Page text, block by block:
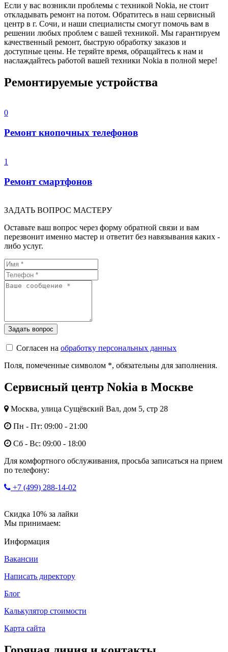
Если у вас возникли проблемы с техникой Nokia, не стоит
откладывать ремонт на потом. Обратитесь в наш сервисный
центр в г. Сочи, и наши специалисты смогут помочь вам в
решении любых проблем с вашей техникой. Мы гарантируем
качественный ремонт, быструю обработку заказов и
доступные цены. Не теряйте время, обращайтесь к нам и
наслаждайтесь работой вашей техники Nokia в полной мере!
Ремонтируемые устройства
0
Ремонт кнопочных телефонов
1
Ремонт смартфонов
ЗАДАТЬ ВОПРОС МАСТЕРУ
Оставьте ваш вопрос через форму обратной связи и вам
перезвонит именно мастер и ответит без навязывания каких -
либо услуг.
Согласен на обработку персональных данных
Поля, помеченные символом *, обязательны для заполнения.
Сервисный центр Nokia в Москве
Москва, улица Сущёвский Вал, дом 5, стр 28
Пн - Пт: 09:00 - 21:00
Сб - Вс: 09:00 - 18:00
Для комфортного обслуживания, просьба записаться на прием
по телефону:
+7 (499) 288-14-02
Скидка 10% за лайки
Мы принимаем:
Информация
Вакансии
Написать директору
Блог
Калькулятор стоимости
Карта сайта